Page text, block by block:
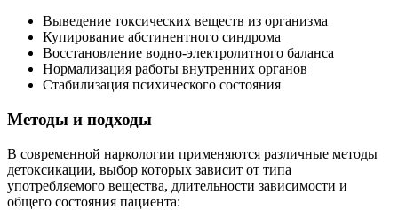
Выведение токсических веществ из организма
Купирование абстинентного синдрома
Восстановление водно-электролитного баланса
Нормализация работы внутренних органов
Стабилизация психического состояния
Методы и подходы
В современной наркологии применяются различные методы
детоксикации, выбор которых зависит от типа
употребляемого вещества, длительности зависимости и
общего состояния пациента: